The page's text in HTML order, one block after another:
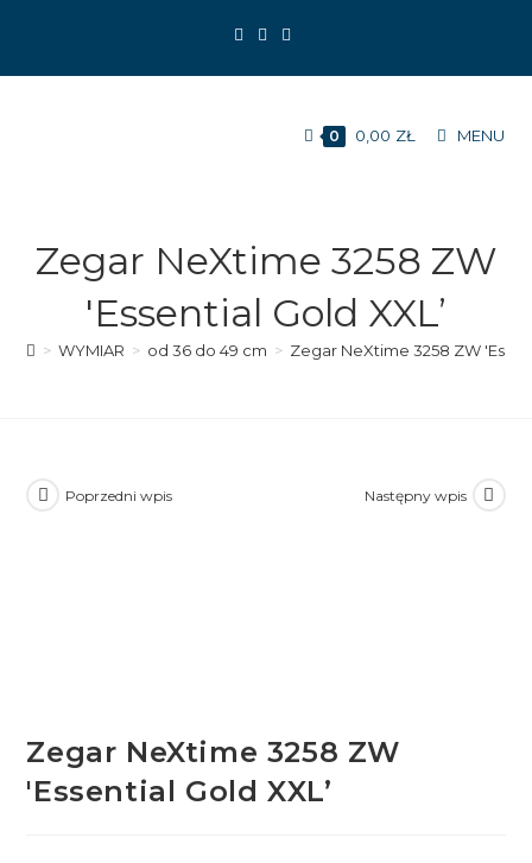
0 0,00 ZŁ MENU
Zegar NeXtime 3258 ZW
'Essential Gold XXL’
> WYMIAR > od 36 do 49 cm > Zegar NeXtime 3258 ZW
Poprzedni wpis Następny wpis
Zegar NeXtime 3258 ZW
'Essential Gold XXL’